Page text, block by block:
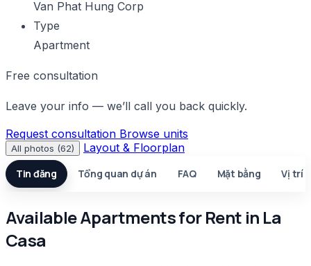
Van Phat Hung Corp
Type
Apartment
Free consultation
Leave your info — we’ll call you back quickly.
Request consultation Browse units
All photos (62) Layout & Floorplan
Tin đăng Tổng quan dự án FAQ Mặt bằng Vị trí
Available Apartments for Rent in La
Casa